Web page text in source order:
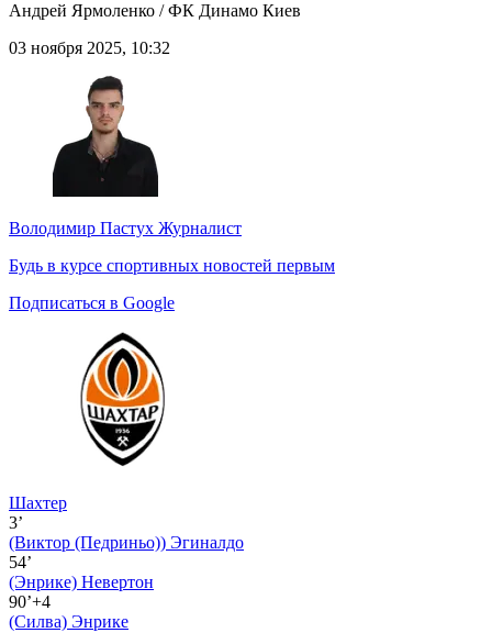
Андрей Ярмоленко / ФК Динамо Киев
03 ноября 2025, 10:32
Володимир Пастух Журналист
Будь в курсе спортивных новостей первым
Подписаться в Google
Шахтер
3’
(Виктор (Педриньо)) Эгиналдо
54’
(Энрике) Невертон
90’+4
(Силва) Энрике